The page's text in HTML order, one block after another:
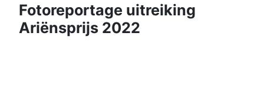
Fotoreportage uitreiking
Ariënsprijs 2022